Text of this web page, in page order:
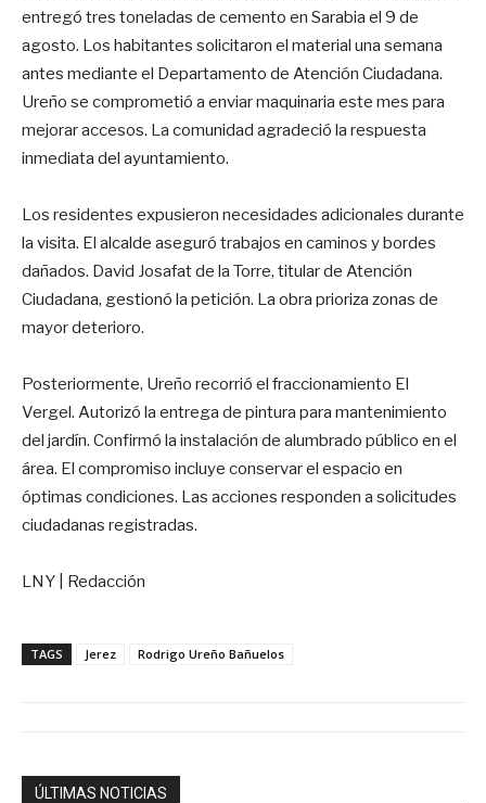
entregó tres toneladas de cemento en Sarabia el 9 de
agosto. Los habitantes solicitaron el material una semana
antes mediante el Departamento de Atención Ciudadana.
Ureño se comprometió a enviar maquinaria este mes para
mejorar accesos. La comunidad agradeció la respuesta
inmediata del ayuntamiento.
Los residentes expusieron necesidades adicionales durante
la visita. El alcalde aseguró trabajos en caminos y bordes
dañados. David Josafat de la Torre, titular de Atención
Ciudadana, gestionó la petición. La obra prioriza zonas de
mayor deterioro.
Posteriormente, Ureño recorrió el fraccionamiento El
Vergel. Autorizó la entrega de pintura para mantenimiento
del jardín. Confirmó la instalación de alumbrado público en el
área. El compromiso incluye conservar el espacio en
óptimas condiciones. Las acciones responden a solicitudes
ciudadanas registradas.
LNY | Redacción
TAGS Jerez Rodrigo Ureño Bañuelos
ÚLTIMAS NOTICIAS